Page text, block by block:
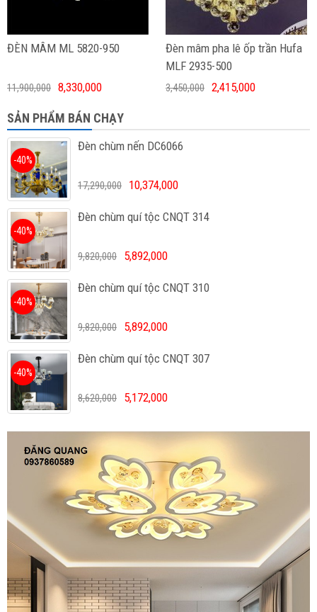
ĐÈN MÂM ML 5820-950
11,900,000 8,330,000
Đèn mâm pha lê ốp trần Hufa
MLF 2935-500
3,450,000 2,415,000
SẢN PHẨM BÁN CHẠY
Đèn chùm nến DC6066
-40%
17,290,000 10,374,000
Đèn chùm quí tộc CNQT 314
-40%
9,820,000 5,892,000
Đèn chùm quí tộc CNQT 310
-40%
9,820,000 5,892,000
Đèn chùm quí tộc CNQT 307
-40%
8,620,000 5,172,000